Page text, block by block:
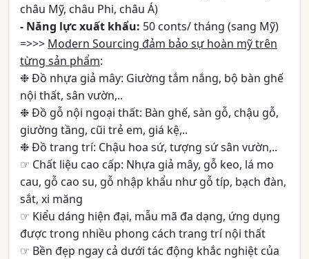
châu Mỹ, châu Phi, châu Á)
- Năng lực xuất khẩu: 50 conts/ tháng (sang Mỹ)
=>>> Modern Sourcing đảm bảo sự hoàn mỹ trên
từng sản phẩm:
❉ Đồ nhựa giả mây: Giường tắm nắng, bộ bàn ghế
nội thất, sân vườn,..
❉ Đồ gỗ nội ngoại thất: Bàn ghế, sàn gỗ, chậu gỗ,
giường tầng, cũi trẻ em, giá kệ,..
❉ Đồ trang trí: Chậu hoa sứ, tượng sứ sân vườn,..
☞ Chất liệu cao cấp: Nhựa giả mây, gỗ keo, lá mo
cau, gỗ cao su, gỗ nhập khẩu như gỗ típ, bạch đàn,
sắt, xi măng
☞ Kiểu dáng hiện đại, mẫu mã đa dạng, ứng dụng
được trong nhiều phong cách trang trí nội thất
☞ Bền đẹp ngay cả dưới tác động khắc nghiệt của